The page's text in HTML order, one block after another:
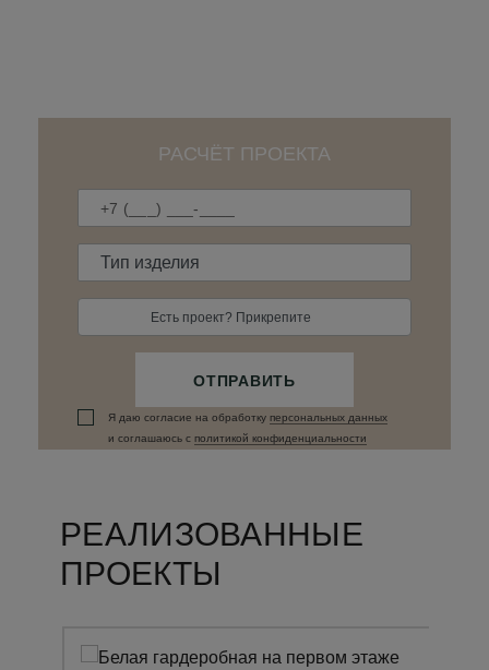
РАСЧЁТ ПРОЕКТА
Есть проект? Прикрепите
ОТПРАВИТЬ
Я даю согласие на обработку персональных данныx
и соглашаюсь c политикой конфиденциальности
РЕАЛИЗОВАННЫЕ
ПРОЕКТЫ